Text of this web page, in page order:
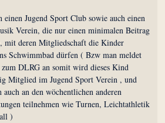
einen Jugend Sport Club sowie auch einen
Verein, die nur einen minimalen Beitrag
mit deren Mitgliedschaft die Kinder
Schwimmbad dürfen ( Bzw man meldet
DLRG an somit wird dieses Kind
Mitglied im Jugend Sport Verein , und
auch an den wöchentlichen anderen
teilnehmen wie Turnen, Leichtathletik
)